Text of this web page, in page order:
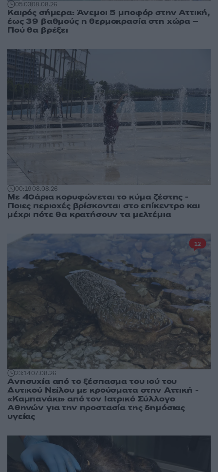
05:0308.08.26
Καιρός σήμερα: Άνεμοι 5 μποφόρ στην Αττική,
έως 39 βαθμούς η θερμοκρασία στη χώρα –
Πού θα βρέξει
00:1908.08.26
Με 40άρια κορυφώνεται το κύμα ζέστης -
Ποιες περιοχές βρίσκονται στο επίκεντρο και
μέχρι πότε θα κρατήσουν τα μελτέμια
23:1407.08.26
Ανησυχία από το ξέσπασμα του ιού του
Δυτικού Νείλου με κρούσματα στην Αττική -
«Καμπανάκι» από τον Ιατρικό Σύλλογο
Αθηνών για την προστασία της δημόσιας
υγείας
12